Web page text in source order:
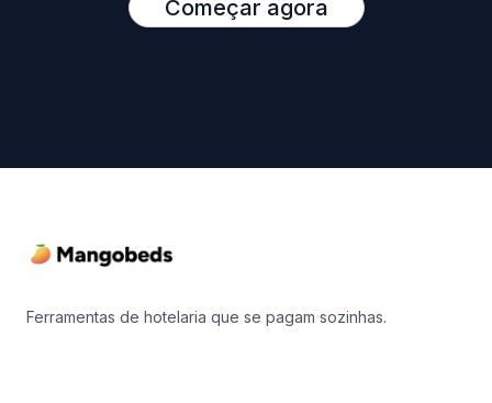
Começar agora
Ferramentas de hotelaria que se pagam sozinhas.